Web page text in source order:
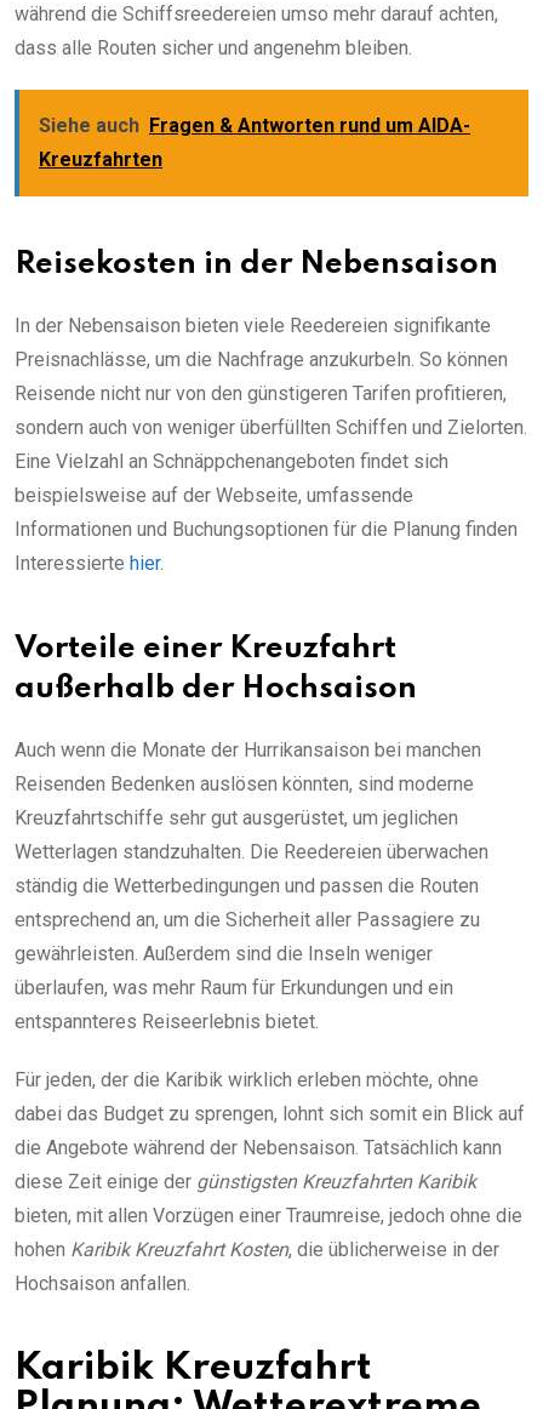
während die Schiffsreedereien umso mehr darauf achten,
dass alle Routen sicher und angenehm bleiben.
Siehe auch Fragen & Antworten rund um AIDA-
Kreuzfahrten
Reisekosten in der Nebensaison
In der Nebensaison bieten viele Reedereien signifikante
Preisnachlässe, um die Nachfrage anzukurbeln. So können
Reisende nicht nur von den günstigeren Tarifen profitieren,
sondern auch von weniger überfüllten Schiffen und Zielorten.
Eine Vielzahl an Schnäppchenangeboten findet sich
beispielsweise auf der Webseite, umfassende
Informationen und Buchungsoptionen für die Planung finden
Interessierte hier.
Vorteile einer Kreuzfahrt
außerhalb der Hochsaison
Auch wenn die Monate der Hurrikansaison bei manchen
Reisenden Bedenken auslösen könnten, sind moderne
Kreuzfahrtschiffe sehr gut ausgerüstet, um jeglichen
Wetterlagen standzuhalten. Die Reedereien überwachen
ständig die Wetterbedingungen und passen die Routen
entsprechend an, um die Sicherheit aller Passagiere zu
gewährleisten. Außerdem sind die Inseln weniger
überlaufen, was mehr Raum für Erkundungen und ein
entspannteres Reiseerlebnis bietet.
Für jeden, der die Karibik wirklich erleben möchte, ohne
dabei das Budget zu sprengen, lohnt sich somit ein Blick auf
die Angebote während der Nebensaison. Tatsächlich kann
diese Zeit einige der günstigsten Kreuzfahrten Karibik
bieten, mit allen Vorzügen einer Traumreise, jedoch ohne die
hohen Karibik Kreuzfahrt Kosten, die üblicherweise in der
Hochsaison anfallen.
Karibik Kreuzfahrt